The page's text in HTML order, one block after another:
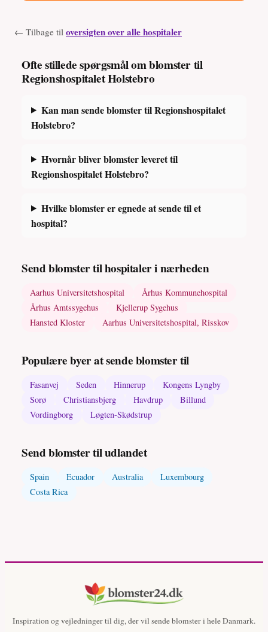
← Tilbage til oversigten over alle hospitaler
Ofte stillede spørgsmål om blomster til
Regionshospitalet Holstebro
Kan man sende blomster til Regionshospitalet
Holstebro?
Hvornår bliver blomster leveret til
Regionshospitalet Holstebro?
Hvilke blomster er egnede at sende til et
hospital?
Send blomster til hospitaler i nærheden
Aarhus Universitetshospital
Århus Kommunehospital
Århus Amtssygehus
Kjellerup Sygehus
Hansted Kloster
Aarhus Universitetshospital, Risskov
Populære byer at sende blomster til
Fasanvej Seden Hinnerup
Kongens Lyngby
Sorø
Christiansbjerg Havdrup
Billund
Vordingborg
Løgten-Skødstrup
Send blomster til udlandet
Spain Ecuador Australia
Luxembourg
Costa Rica
Inspiration og vejledninger til dig, der vil sende blomster i hele Danmark.